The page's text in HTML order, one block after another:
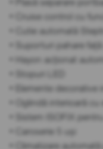
• Cruise control cu
• Cutie automată
• Suporturi pahare
• Hayon acționat
• Stopuri LED
• Elemente
• Oglindă interioară
• Sistem ISOFIX
• Caroserie 5 uși
• Climatizare